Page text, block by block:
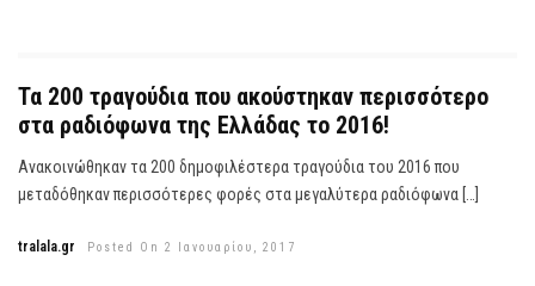
Τα 200 τραγούδια που ακούστηκαν περισσότερο
στα ραδιόφωνα της Ελλάδας το 2016!
Ανακοινώθηκαν τα 200 δημοφιλέστερα τραγούδια του 2016 που
μεταδόθηκαν περισσότερες φορές στα μεγαλύτερα ραδιόφωνα […]
tralala.gr Posted On 2 Ιανουαρίου, 2017